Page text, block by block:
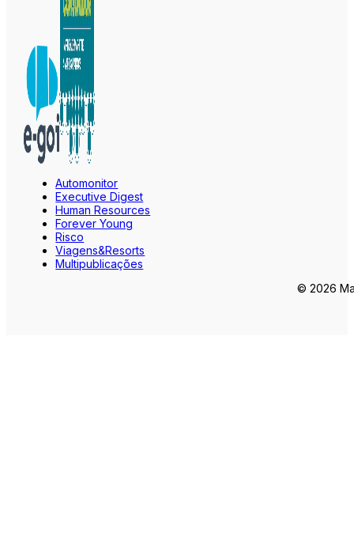
Automonitor
Executive Digest
Human Resources
Forever Young
Risco
Viagens&Resorts
Multipublicações
© 2026